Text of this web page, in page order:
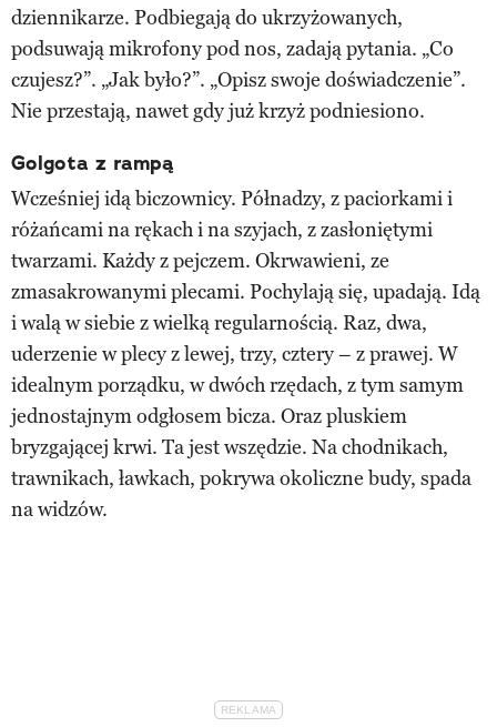
dziennikarze. Podbiegają do ukrzyżowanych,
podsuwają mikrofony pod nos, zadają pytania. „Co
czujesz?”. „Jak było?”. „Opisz swoje doświadczenie”.
Nie przestają, nawet gdy już krzyż podniesiono.
Golgota z rampą
Wcześniej idą biczownicy. Półnadzy, z paciorkami i
różańcami na rękach i na szyjach, z zasłoniętymi
twarzami. Każdy z pejczem. Okrwawieni, ze
zmasakrowanymi plecami. Pochylają się, upadają. Idą
i walą w siebie z wielką regularnością. Raz, dwa,
uderzenie w plecy z lewej, trzy, cztery – z prawej. W
idealnym porządku, w dwóch rzędach, z tym samym
jednostajnym odgłosem bicza. Oraz pluskiem
bryzgającej krwi. Ta jest wszędzie. Na chodnikach,
trawnikach, ławkach, pokrywa okoliczne budy, spada
na widzów.